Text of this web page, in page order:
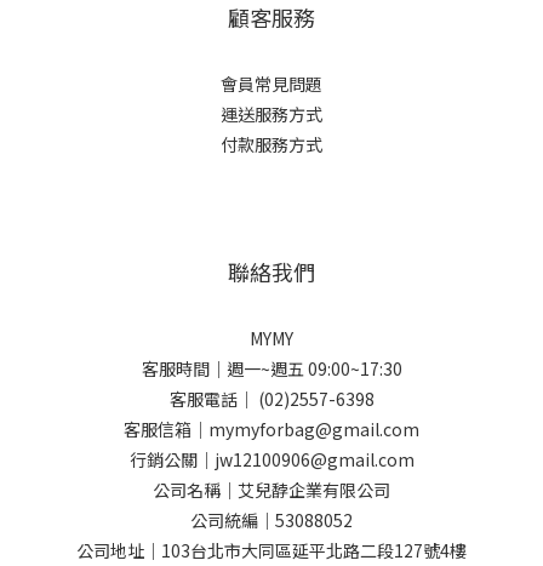
顧客服務
會員常見問題
運送服務方式
付款服務方式
聯絡我們
MYMY
客服時間｜週一~週五 09:00~17:30
客服電話｜ (02)2557-6398
客服信箱｜mymyforbag@gmail.com
行銷公關｜jw12100906@gmail.com
公司名稱｜艾兒馞企業有限公司
公司統編｜53088052
公司地址｜103台北市大同區延平北路二段127號4樓